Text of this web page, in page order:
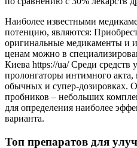
Наиболее известными
потенцию, являются:
оригинальные медикаменты и
ценам можно в
Киева https://ua/ Среди средств
пролонгаторы интимного
обычных и супер-дозировках.
пробников – небольших
для определения наиболее
варианта.
Топ препаратов для